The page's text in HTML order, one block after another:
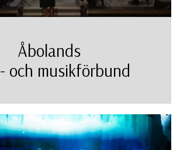
Åbolands
och musikförbund